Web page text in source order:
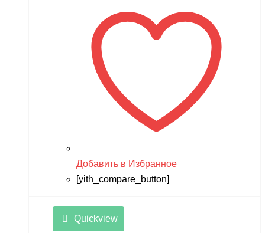
Добавить в Избранное
[yith_compare_button]
Quickview